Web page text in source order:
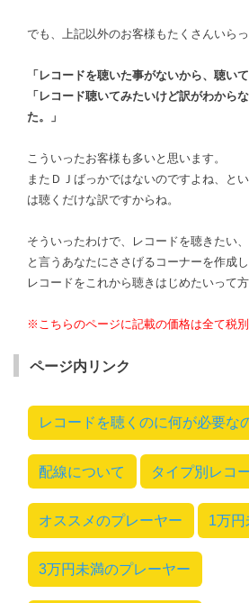
でも、上記以外のお客様もたくさんいらっ
「レコードを聴いた事がないから、聴い
「レコード聴いてみたいけど訳がわから
た。」
こういったお客様も多いと思います。
またＤＪばっかではないのですよね、と
は聴くだけな訳ですからね。
そういったわけで、レコードを聴きたい
と言うあなたにささげるコーナーを作成し
レコードをこれから聴きはじめたいって方
※こちらのページに記載の価格は全て税別
ページ内リンク
レコードを聴くのに何が必要な
配線について タイプ別レコ
オススメのプレーヤー 1万円
3万円未満のプレーヤー